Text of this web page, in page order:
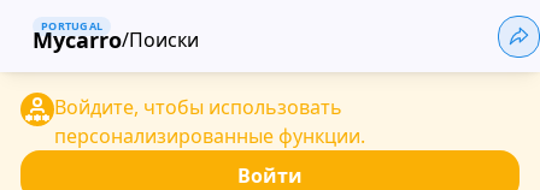
Mycarro
PORTUGAL
/Поиски
Войдите, чтобы использовать
персонализированные функции.
Войти